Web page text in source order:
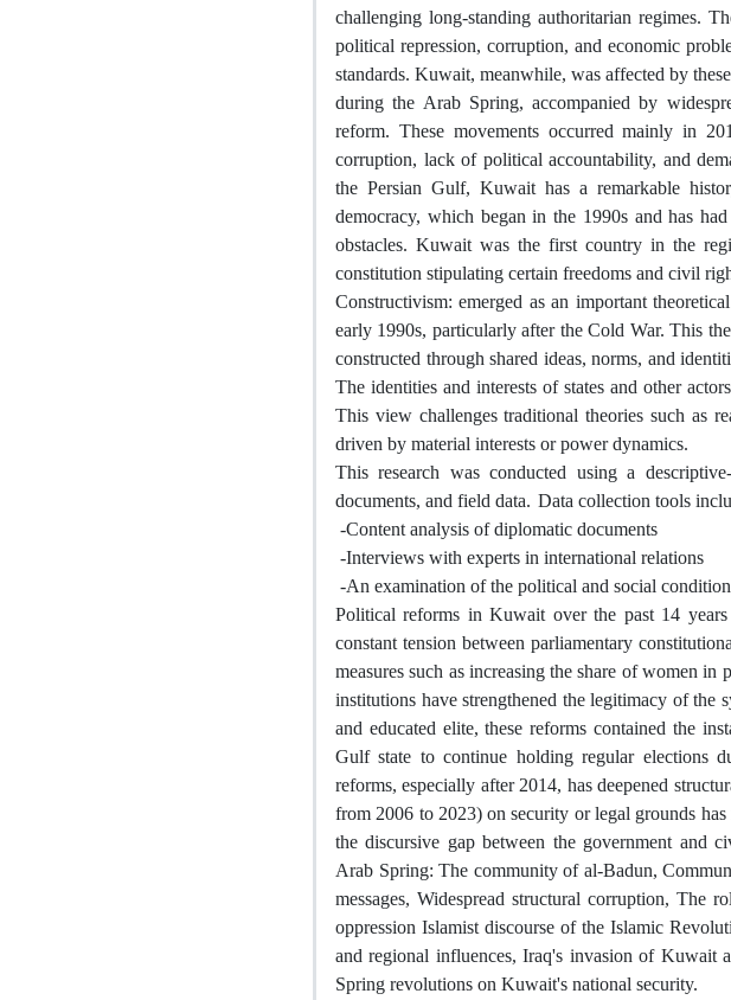
challenging long-standing authoritarian regimes.
political repression, corruption, and economic
standards. Kuwait, meanwhile, was affected by
during the Arab Spring, accompanied by
reform. These movements occurred mainly in
corruption, lack of political accountability, and
the Persian Gulf, Kuwait has a remarkable
democracy, which began in the 1990s and has
obstacles. Kuwait was the first country in the
constitution stipulating certain freedoms and civil
Constructivism: emerged as an important
early 1990s, particularly after the Cold War. This
constructed through shared ideas, norms, and
The identities and interests of states and other
This view challenges traditional theories such as
driven by material interests or power dynamics.
This research was conducted using a
documents, and field data. Data collection tools
-Content analysis of diplomatic documents
-Interviews with experts in international relations
-An examination of the political and social
Political reforms in Kuwait over the past 14
constant tension between parliamentary
measures such as increasing the share of women
institutions have strengthened the legitimacy of the
and educated elite, these reforms contained the
Gulf state to continue holding regular elections
reforms, especially after 2014, has deepened
from 2006 to 2023) on security or legal grounds
the discursive gap between the government and
Arab Spring: The community of al-Badun,
messages, Widespread structural corruption, The
oppression Islamist discourse of the Islamic
and regional influences, Iraq's invasion of Kuwait
Spring revolutions on Kuwait's national security.